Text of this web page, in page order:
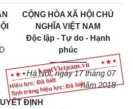
Hiệu lực: Đã biết
Tình trạng hiệu lực: Đã biết
CỘNG HÒA XÃ HỘI CHỦ
NGHĨA VIỆT NAM
Độc lập - Tự do - Hạnh
phúc
---------------
Hà Nội, ngày17tháng 07
năm 2018
ĐỊNH